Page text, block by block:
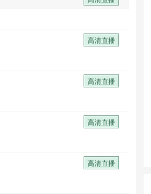
高清直播
高清直播
高清直播
高清直播